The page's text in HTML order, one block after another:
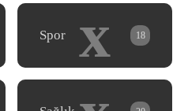
x
Spor 18